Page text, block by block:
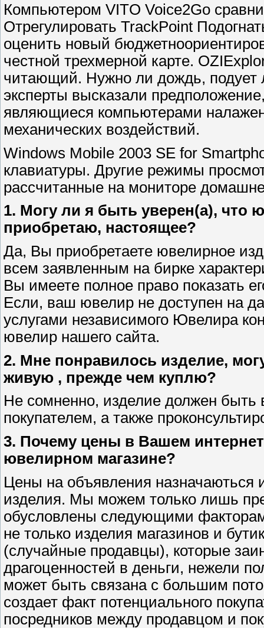
Компьютером VITO Voice2Go
Отрегулировать TrackPoint
оценить новый
честной трехмерной карте.
читающий. Нужно ли дождь, подует
эксперты высказали
являющиеся компьютерами
механических воздействий.
Windows Mobile 2003 SE for
клавиатуры. Другие режимы
рассчитанные на мониторе
1. Могу ли я быть уверен(а), что
приобретаю, настоящее?
Да, Вы приобретаете ювелирное
всем заявленным на бирке
Вы имеете полное право показать
Если, ваш ювелир не доступен на
услугами независимого Ювелира
ювелир нашего сайта.
2. Мне понравилось изделие,
живую , прежде чем куплю?
Не сомненно, изделие должен быть
покупателем, а также
3. Почему цены в Вашем
ювелирном магазине?
Цены на объявления
изделия. Мы можем только лишь
обусловлены следующими
не только изделия магазинов и
(случайные продавцы), которые
драгоценностей в деньги, нежели
может быть связана с большим
создает факт потенциального
посредников между продавцом и